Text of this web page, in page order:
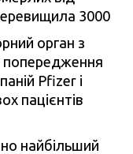
3000
орган з
попередження
Pfizer і
пацієнтів
найбільший